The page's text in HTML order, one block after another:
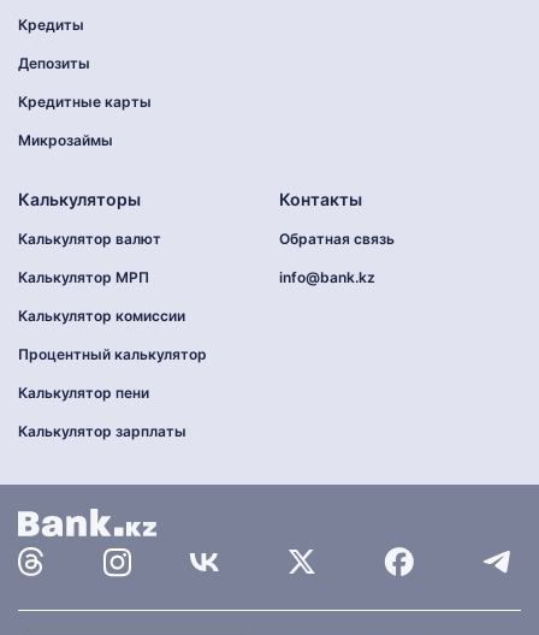
Кредиты
Депозиты
Кредитные карты
Микрозаймы
Калькуляторы
Калькулятор валют
Калькулятор МРП
Калькулятор комиссии
Процентный калькулятор
Калькулятор пени
Калькулятор зарплаты
Контакты
Обратная связь
info@bank.kz